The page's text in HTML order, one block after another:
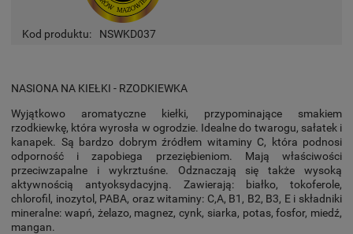
Kod produktu: NSWKD037
NASIONA NA KIEŁKI - RZODKIEWKA
Wyjątkowo aromatyczne kiełki, przypominające smakiem
rzodkiewkę, która wyrosła w ogrodzie. Idealne do twarogu, sałatek i
kanapek. Są bardzo dobrym źródłem witaminy C, która podnosi
odporność i zapobiega przeziębieniom. Mają właściwości
przeciwzapalne i wykrztuśne. Odznaczają się także wysoką
aktywnością antyoksydacyjną. Zawierają: białko, tokoferole,
chlorofil, inozytol, PABA, oraz witaminy: C,A, B1, B2, B3, E i składniki
mineralne: wapń, żelazo, magnez, cynk, siarka, potas, fosfor, miedź,
mangan.